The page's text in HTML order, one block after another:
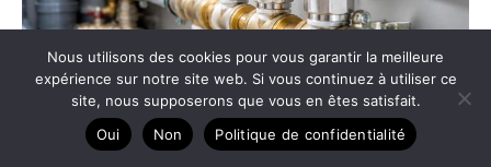
Nous utilisons des cookies pour vous garantir la meilleure
expérience sur notre site web. Si vous continuez à utiliser ce
site, nous supposerons que vous en êtes satisfait.
Oui
Non Politique de confidentialité